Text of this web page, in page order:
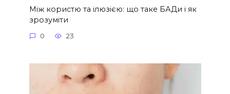
Між користю та ілюзією: що таке БАДи і як
зрозуміти
0 23